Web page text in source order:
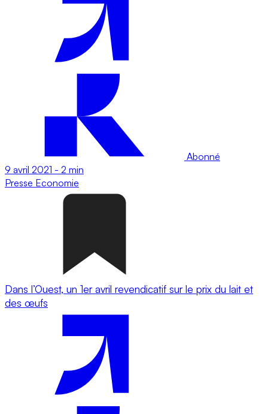
Abonné
9 avril 2021 - 2 min
Presse Economie
Dans l’Ouest, un 1er avril revendicatif sur le prix du lait et
des œufs